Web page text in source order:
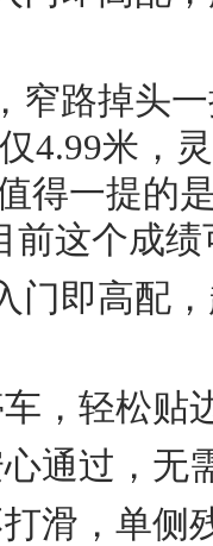
窄路掉头
4.99米，
得一提的
前这个成
，轻松贴
通过，无
滑，单侧